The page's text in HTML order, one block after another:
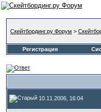
Скейтбординг.ру Форум >
Регистрация
10.11.2006, 16:04